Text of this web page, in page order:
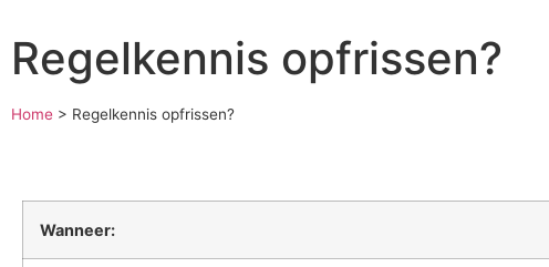
Regelkennis opfrissen?
Home > Regelkennis opfrissen?
Wanneer: